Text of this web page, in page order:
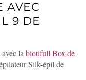
AVEC
9 DE
la biotifull Box de
Silk-épil de